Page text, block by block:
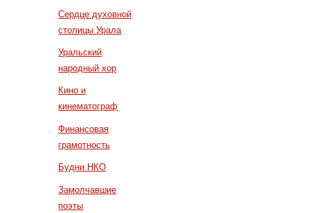
Сердце духовной
столицы Урала
Уральский
народный хор
Кино и
кинематограф
Финансовая
грамотность
Будни НКО
Замолчавшие
поэты